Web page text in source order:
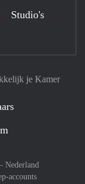
je Kamer
Nederland
accounts
Studio's